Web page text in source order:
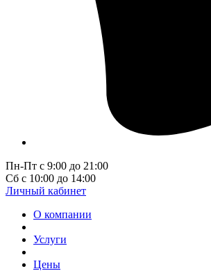
Пн-Пт с 9:00 до 21:00
Сб с 10:00 до 14:00
Личный кабинет
О компании
Услуги
Цены